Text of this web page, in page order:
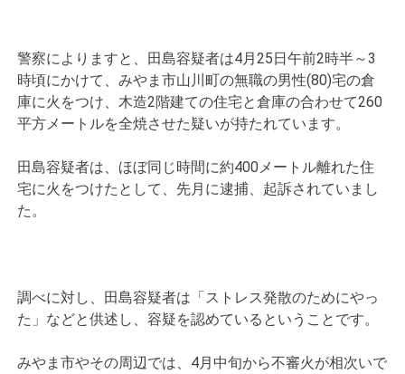
警察によりますと、田島容疑者は4月25日午前2時半～3
時頃にかけて、みやま市山川町の無職の男性(80)宅の倉
庫に火をつけ、木造2階建ての住宅と倉庫の合わせて260
平方メートルを全焼させた疑いが持たれています。
田島容疑者は、ほぼ同じ時間に約400メートル離れた住
宅に火をつけたとして、先月に逮捕、起訴されていまし
た。
調べに対し、田島容疑者は「ストレス発散のためにやっ
た」などと供述し、容疑を認めているということです。
みやま市やその周辺では、4月中旬から不審火が相次いで